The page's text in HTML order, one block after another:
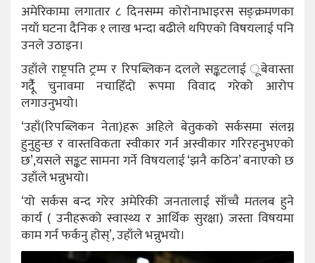
अमेरिकामा लगातार ८ दिनसम्म कोरोनाभाइरस सङ्क्रमणका
नयाँ घटना दैनिक १ लाख भन्दा बढीले थपिएको विषयलाई पनि
उनले उठाइन।
उहाँले राष्ट्रपति ट्रम्प र रिपब्लिकन दलले सङ्कटलाई ूबेवास्ता
गर्दैू चुनावमा नचाहिँदो रूपमा विवाद गरेको आरोप
लगाउनुभयो।
‘उहाँ(रिपब्लिकन नेता)हरू अहिले बेतुकको सर्कसमा संलग्न
हुनुहुन्छ र वास्तविकता स्वीकार गर्न अस्वीकार गरिरहनुभएको
छ’,यसले सङ्कट सामना गर्ने विषयलाई ‘झनै कठिन’ बनाएको छ
उहाँले भन्नुभयो।
‘यो सर्कस बन्द गरेर अमेरिकी जनतालाई साँच्चै मतलब हुने
कार्य ( उनीहरूको स्वास्थ्य र आर्थिक सुरक्षा) जस्ता विषयमा
काम गर्न फर्कनु होस्’, उहाँले भन्नुभयो।